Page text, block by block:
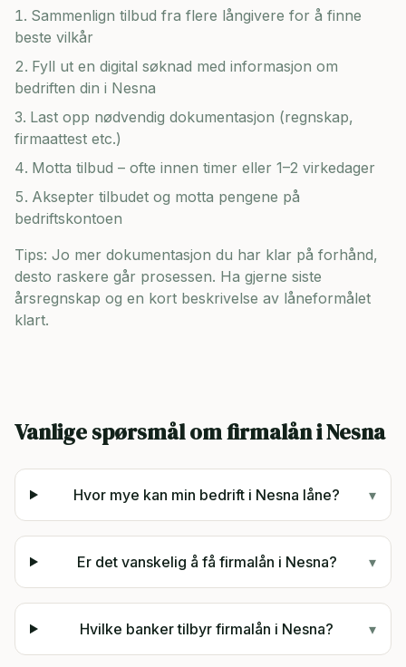
Sammenlign tilbud fra flere långivere for å finne
beste vilkår
Fyll ut en digital søknad med informasjon om
bedriften din i Nesna
Last opp nødvendig dokumentasjon (regnskap,
firmaattest etc.)
Motta tilbud – ofte innen timer eller 1–2 virkedager
Aksepter tilbudet og motta pengene på
bedriftskontoen
Tips: Jo mer dokumentasjon du har klar på forhånd,
desto raskere går prosessen. Ha gjerne siste
årsregnskap og en kort beskrivelse av låneformålet
klart.
Vanlige spørsmål om firmalån iNesna
Hvor mye kan min bedrift i Nesna låne? ▾
Er det vanskelig å få firmalån i Nesna? ▾
Hvilke banker tilbyr firmalån i Nesna? ▾